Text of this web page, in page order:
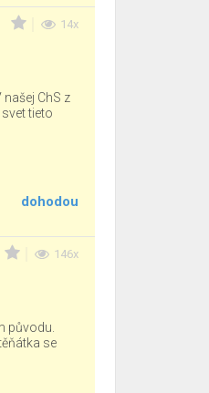
14x
našej ChS z
tieto
dohodou
146x
původu.
se